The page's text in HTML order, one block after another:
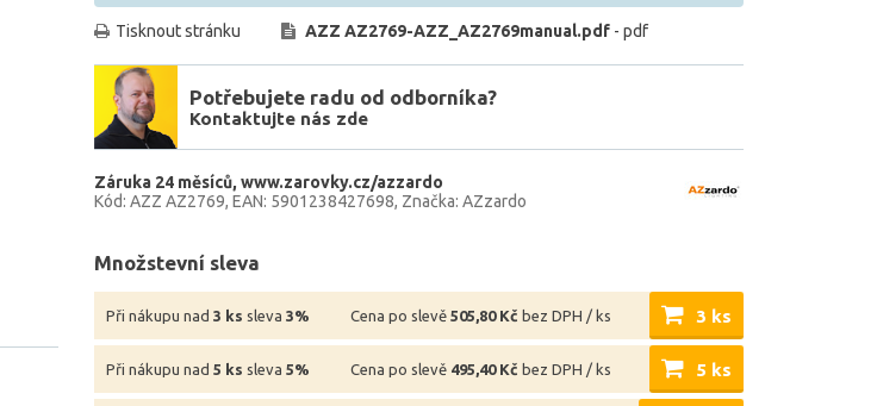
Tisknout stránku AZZ AZ2769-AZZ_AZ2769manual.pdf - pdf
Potřebujete radu od odborníka?
Kontaktujte nás zde
Záruka 24 měsíců www.zarovky.cz/azzardo
Kód: AZZ AZ2769 EAN: 5901238427698 Značka: AZzardo
Množstevní sleva
Při nákupu nad 3 ks sleva 3% Cena po slevě 505,80 Kč bez DPH / ks 3 ks
Při nákupu nad 5 ks sleva 5% Cena po slevě 495,40 Kč bez DPH / ks 5 ks